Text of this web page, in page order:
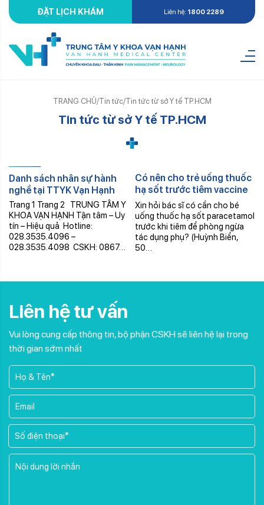
ĐẶT LỊCH KHÁM Liên hệ: 1800 2289
TRANG CHỦ/Tin tức/Tin tức từ sở Y tế TP.HCM
Tin tức từ sở Y tế TP.HCM
Th6
08
Danh sách nhân sự hành
nghề tại TTYK Vạn Hạnh
Trang 1 Trang 2 TRUNG TÂM Y
KHOA VẠN HẠNH Tận tâm – Uy
tín – Hiệu quả Hotline:
028.3535.4096 –
028.3535.4098 CSKH: 0867…
Th10
29
Có nên cho trẻ uống thuốc
hạ sốt trước tiêm vaccine
Covid?
Xin hỏi bác sĩ có cần cho bé
uống thuốc hạ sốt paracetamol
trước khi tiêm để phòng ngừa
tác dụng phụ? (Huỳnh Biển,
50…
Liên hệ tư vấn
Vui lòng cung cấp thông tin, bộ phận CSKH sẽ liên hệ lại trong
thời gian sớm nhất